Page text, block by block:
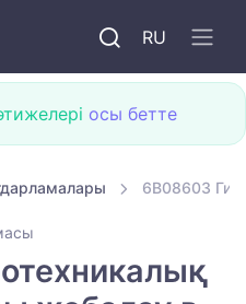
RU
осы бетте
6B08603